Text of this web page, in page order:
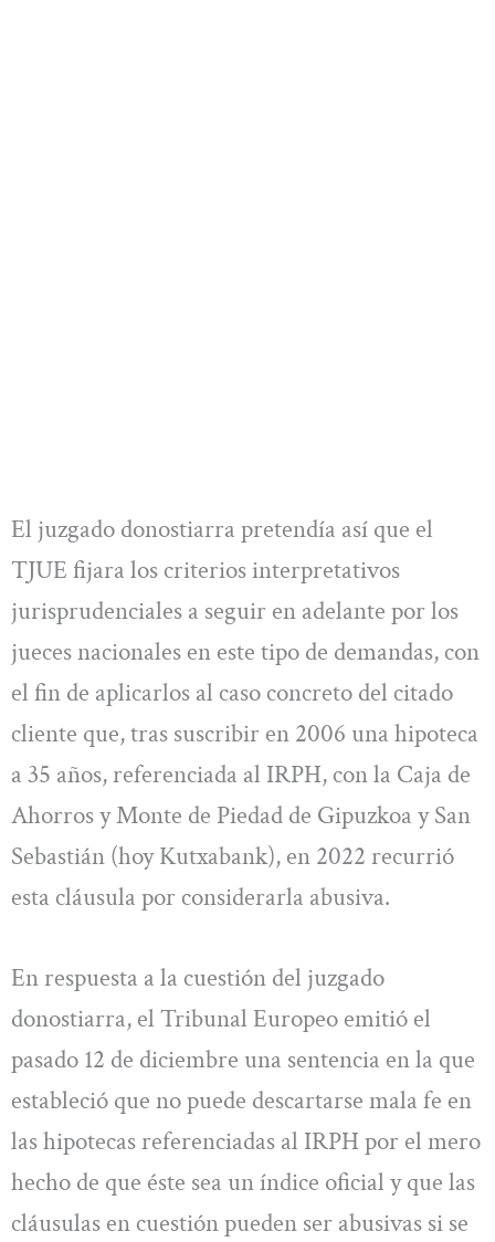
El juzgado donostiarra pretendía así que el
TJUE fijara los criterios interpretativos
jurisprudenciales a seguir en adelante por los
jueces nacionales en este tipo de demandas, con
el fin de aplicarlos al caso concreto del citado
cliente que, tras suscribir en 2006 una hipoteca
a 35 años, referenciada al IRPH, con la Caja de
Ahorros y Monte de Piedad de Gipuzkoa y San
Sebastián (hoy Kutxabank), en 2022 recurrió
esta cláusula por considerarla abusiva.
En respuesta a la cuestión del juzgado
donostiarra, el Tribunal Europeo emitió el
pasado 12 de diciembre una sentencia en la que
estableció que no puede descartarse mala fe en
las hipotecas referenciadas al IRPH por el mero
hecho de que éste sea un índice oficial y que las
cláusulas en cuestión pueden ser abusivas si se